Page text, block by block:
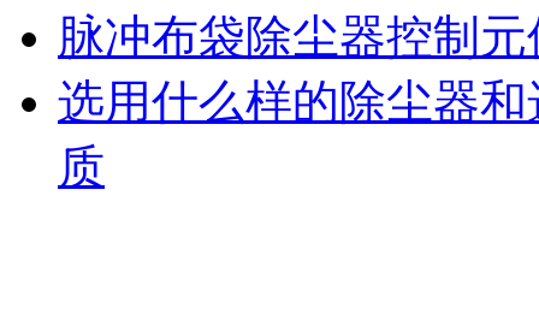
脉冲布袋除尘器控制
选用什么样的除尘器
质